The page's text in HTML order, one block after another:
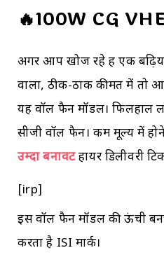
🔥100W CG
अगर आप खोज रहे हैं एक
वाला, ठीक-ठाक कीमत में तो
यह वॉल फैन मॉडल। फिलहाल
सीजी वॉल फैन। कम मूल्य में
उम्दा बनावटहायर डिलीवरी
[irp]
इस वॉल फैन मॉडल की ऊंची
करता है ISI मार्क।